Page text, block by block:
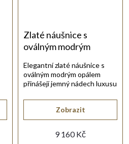
Zlaté náušnice s
oválným modrým
9 160 Kč
Zobrazit
Elegantní zlaté náušnice s
oválným modrým opálem
přinášejí jemný nádech luxusu